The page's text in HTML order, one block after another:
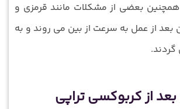
بعضی از مشکلات مانند قرمزی و
بعد از عمل به سرعت از بین می روند و به
از کربوکسی تراپی